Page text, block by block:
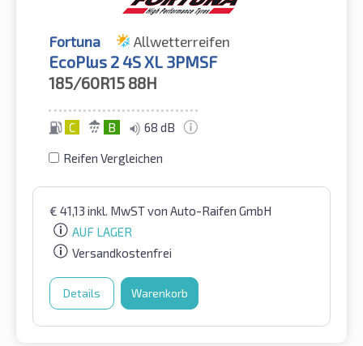
Fortuna Allwetterreifen
EcoPlus 2 4S XL 3PMSF
185/60R15 88H
C B 68 dB
Reifen Vergleichen
€ 41,13 inkl. MwSTvon Auto-Raifen GmbH
AUF LAGER
Versandkostenfrei
Details Warenkorb